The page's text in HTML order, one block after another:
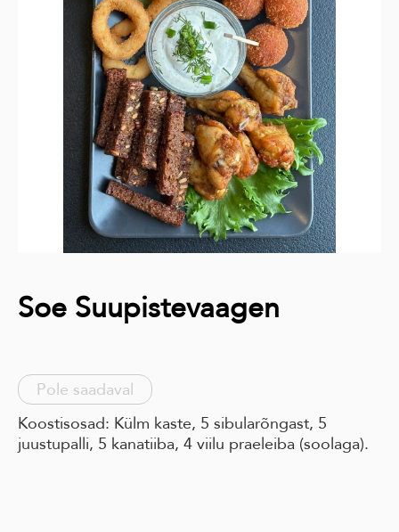
Soe Suupistevaagen
Pole saadaval
Koostisosad: Külm kaste, 5 sibularõngast, 5
juustupalli, 5 kanatiiba, 4 viilu praeleiba (soolaga).